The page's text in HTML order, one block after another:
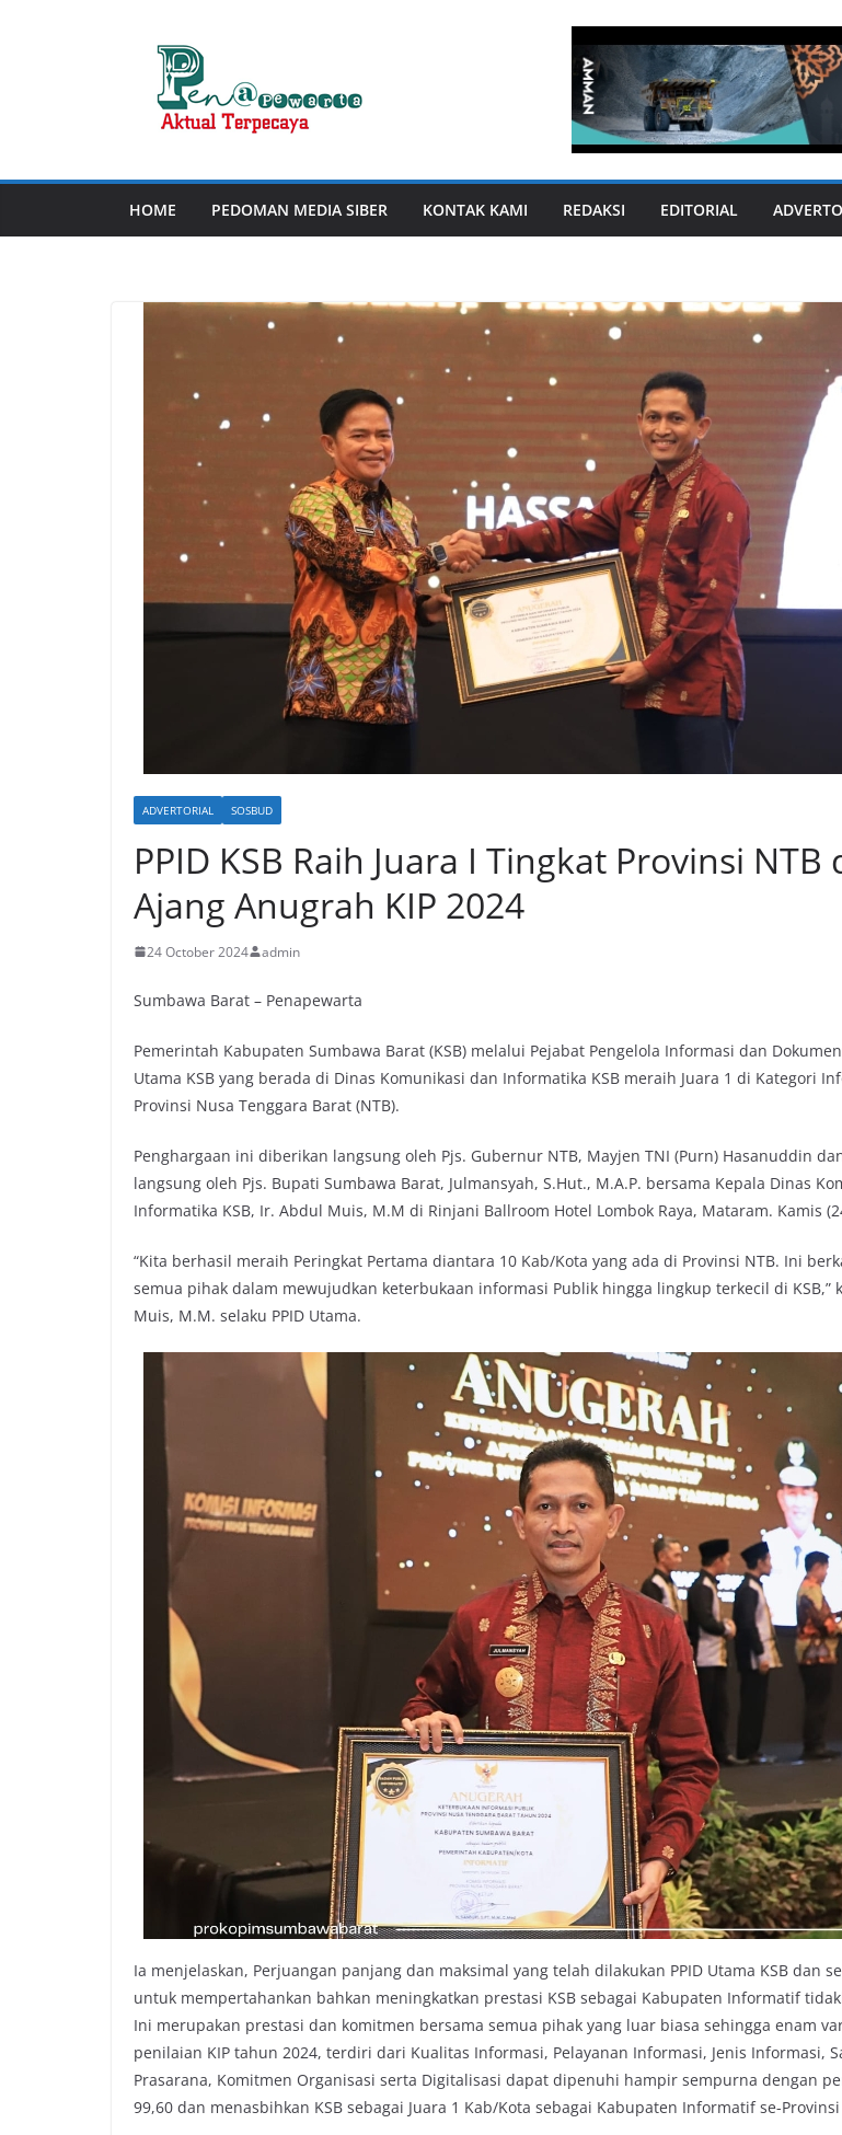
HOME PEDOMAN MEDIA SIBER KONTAK KAMI REDAKSI EDITORIAL
ADVERTORIAL SOSBUD
PPID KSB Raih Juara I Tingkat Provinsi NTB
Ajang Anugrah KIP 2024
24 October 2024 admin
Sumbawa Barat – Penapewarta
Pemerintah Kabupaten Sumbawa Barat (KSB) melalui Pejabat Pengelola Informasi dan
Utama KSB yang berada di Dinas Komunikasi dan Informatika KSB meraih Juara 1 di Kategori
Provinsi Nusa Tenggara Barat (NTB).
Penghargaan ini diberikan langsung oleh Pjs. Gubernur NTB, Mayjen TNI (Purn) Hasanuddin
langsung oleh Pjs. Bupati Sumbawa Barat, Julmansyah, S.Hut., M.A.P. bersama Kepala Dinas
Informatika KSB, Ir. Abdul Muis, M.M di Rinjani Ballroom Hotel Lombok Raya, Mataram. Kamis
“Kita berhasil meraih Peringkat Pertama diantara 10 Kab/Kota yang ada di Provinsi NTB. Ini
semua pihak dalam mewujudkan keterbukaan informasi Publik hingga lingkup terkecil di KSB,”
Muis, M.M. selaku PPID Utama.
Ia menjelaskan, Perjuangan panjang dan maksimal yang telah dilakukan PPID Utama KSB dan
untuk mempertahankan bahkan meningkatkan prestasi KSB sebagai Kabupaten Informatif
Ini merupakan prestasi dan komitmen bersama semua pihak yang luar biasa sehingga enam
penilaian KIP tahun 2024, terdiri dari Kualitas Informasi, Pelayanan Informasi, Jenis Informasi,
Prasarana, Komitmen Organisasi serta Digitalisasi dapat dipenuhi hampir sempurna dengan
99,60 dan menasbihkan KSB sebagai Juara 1 Kab/Kota sebagai Kabupaten Informatif se-Provinsi